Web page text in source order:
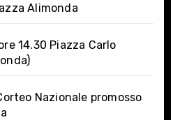
Alimonda
14.30 Piazza Carlo
Nazionale promosso